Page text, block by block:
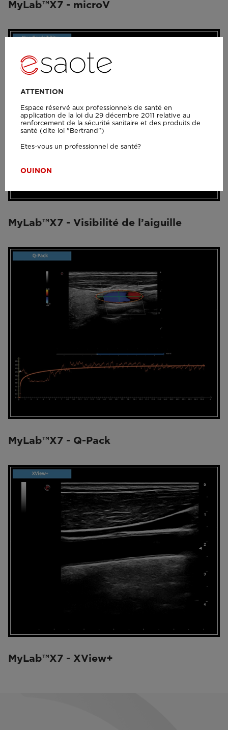
MyLab™X7 - microV
MyLab™X7 - Visibilité de l’aiguille
MyLab™X7 - Q-Pack
MyLab™X7 - XView+
ATTENTION
Espace réservé aux professionnels de santé en
application de la loi du 29 décembre 2011 relative au
renforcement de la sécurité sanitaire et des produits de
santé (dite loi "Bertrand")
Etes-vous un professionnel de santé?
OUINON